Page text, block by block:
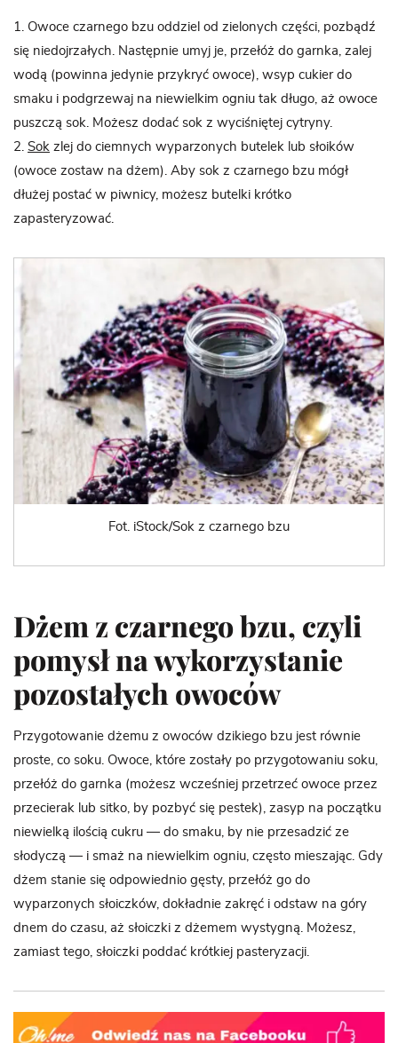
1. Owoce czarnego bzu oddziel od zielonych części, pozbądź
się niedojrzałych. Następnie umyj je, przełóż do garnka, zalej
wodą (powinna jedynie przykryć owoce), wsyp cukier do
smaku i podgrzewaj na niewielkim ogniu tak długo, aż owoce
puszczą sok. Możesz dodać sok z wyciśniętej cytryny.
2. Sok zlej do ciemnych wyparzonych butelek lub słoików
(owoce zostaw na dżem). Aby sok z czarnego bzu mógł
dłużej postać w piwnicy, możesz butelki krótko
zapasteryzować.
Fot. iStock/Sok z czarnego bzu
Dżem z czarnego bzu, czyli
pomysł na wykorzystanie
pozostałych owoców
Przygotowanie dżemu z owoców dzikiego bzu jest równie
proste, co soku. Owoce, które zostały po przygotowaniu soku,
przełóż do garnka (możesz wcześniej przetrzeć owoce przez
przecierak lub sitko, by pozbyć się pestek), zasyp na początku
niewielką ilością cukru — do smaku, by nie przesadzić ze
słodyczą — i smaż na niewielkim ogniu, często mieszając. Gdy
dżem stanie się odpowiednio gęsty, przełóż go do
wyparzonych słoiczków, dokładnie zakręć i odstaw na góry
dnem do czasu, aż słoiczki z dżemem wystygną. Możesz,
zamiast tego, słoiczki poddać krótkiej pasteryzacji.